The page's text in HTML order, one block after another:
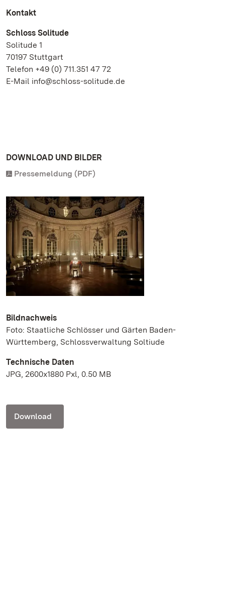
Kontakt
Schloss Solitude
Solitude 1
70197 Stuttgart
Telefon +49 (0) 711.351 47 72
E-Mail info@schloss-solitude.de
DOWNLOAD UND BILDER
Pressemeldung (PDF)
Bildnachweis
Foto: Staatliche Schlösser und Gärten Baden-
Württemberg, Schlossverwaltung Soltiude
Technische Daten
JPG, 2600x1880 Pxl, 0.50 MB
Download